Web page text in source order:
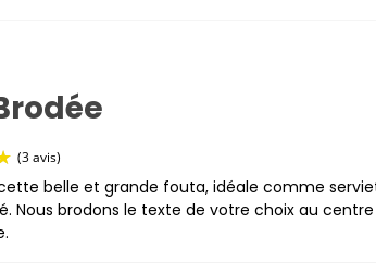
belle et grande fouta, idéale comme
Nous brodons le texte de votre choix au